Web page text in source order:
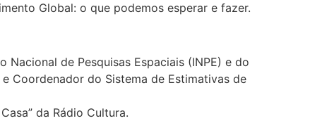
Global: o que podemos esperar e fazer.
de Pesquisas Espaciais (INPE) e do
Coordenador do Sistema de Estimativas de
da Rádio Cultura.